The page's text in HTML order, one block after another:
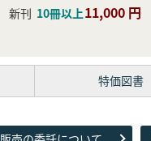
新刊 10冊以上11,000 円
特価図書